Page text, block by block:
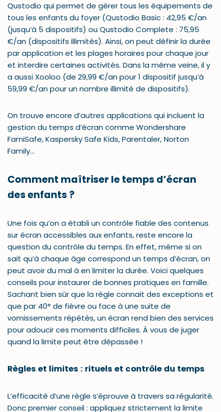
Qustodio qui permet de gérer tous les équipements de
tous les enfants du foyer (Qustodio Basic : 42,95 €/an
(jusqu’à 5 dispositifs) ou Qustodio Complete : 75,95
€/an (dispositifs illimités). Ainsi, on peut définir la durée
par application et les plages horaires pour chaque jour
et interdire certaines activités. Dans la même veine, il y
a aussi Xooloo (de 29,99 €/an pour 1 dispositif jusqu’à
59,99 €/an pour un nombre illimité de dispositifs).
On trouve encore d’autres applications qui incluent la
gestion du temps d’écran comme Wondershare
FamiSafe, Kaspersky Safe Kids, Parentaler, Norton
Family…
Comment maîtriser le temps d’écran
des enfants ?
Une fois qu’on a établi un contrôle fiable des contenus
sur écran accessibles aux enfants, reste encore la
question du contrôle du temps. En effet, même si on
sait qu’à chaque âge correspond un temps d’écran, on
peut avoir du mal à en limiter la durée. Voici quelques
conseils pour instaurer de bonnes pratiques en famille.
Sachant bien sûr que la règle connait des exceptions et
que par 40° de fièvre ou face à une suite de
vomissements répétés, un écran rend bien des services
pour adoucir ces moments difficiles. À vous de juger
quand la limite peut être dépassée !
Règles et limites : rituels et contrôle du temps
L’efficacité d’une règle s’éprouve à travers sa régularité.
Donc premier conseil : appliquez strictement la limite